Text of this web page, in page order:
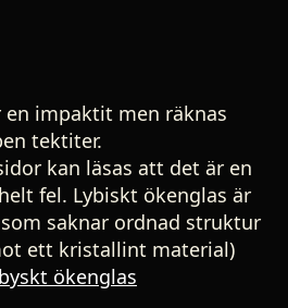
en impaktit men räknas
tektiter.
kan läsas att det är en
fel. Lybiskt ökenglas är
saknar ordnad struktur
ett kristallint material)
ökenglas